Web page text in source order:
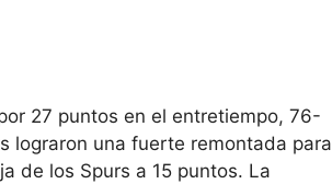
27 puntos en el entretiempo, 76-
lograron una fuerte remontada para
de los Spurs a 15 puntos. La